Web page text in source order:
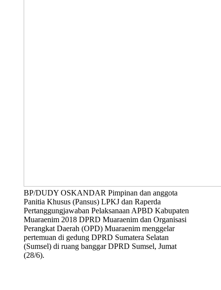
BP/DUDY OSKANDAR Pimpinan dan anggota
Panitia Khusus (Pansus) LPKJ dan Raperda
Pertanggungjawaban Pelaksanaan APBD Kabupaten
Muaraenim 2018 DPRD Muaraenim dan Organisasi
Perangkat Daerah (OPD) Muaraenim menggelar
pertemuan di gedung DPRD Sumatera Selatan
(Sumsel) di ruang banggar DPRD Sumsel, Jumat
(28/6).